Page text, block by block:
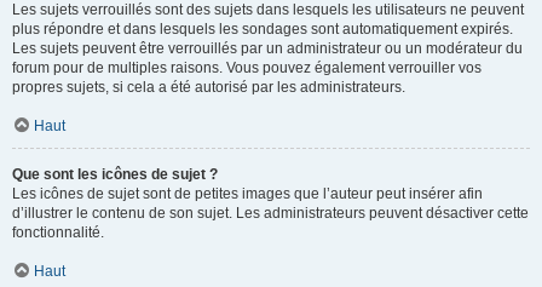
Les sujets verrouillés sont des sujets dans lesquels les utilisateurs ne peuvent
plus répondre et dans lesquels les sondages sont automatiquement expirés.
Les sujets peuvent être verrouillés par un administrateur ou un modérateur du
forum pour de multiples raisons. Vous pouvez également verrouiller vos
propres sujets, si cela a été autorisé par les administrateurs.
Haut
Que sont les icônes de sujet ?
Les icônes de sujet sont de petites images que l’auteur peut insérer afin
d’illustrer le contenu de son sujet. Les administrateurs peuvent désactiver cette
fonctionnalité.
Haut